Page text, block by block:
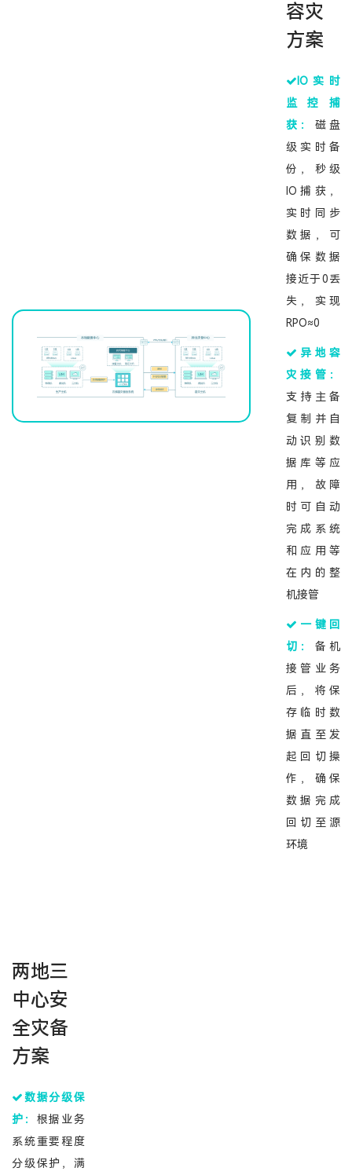
容灾
方案
IO实时
监控捕
获： 磁盘
级实时备
份，秒级
IO捕获，
实时同步
数据，可
确保数据
接近于0丢
失，实现
RPO≈0
异地容
灾接管：
支持主备
复制并自
动识别数
据库等应
用，故障
时可自动
完成系统
和应用等
在内的整
机接管
一键回
切： 备机
接管业务
后，将保
存临时数
据直至发
起回切操
作，确保
数据完成
回切至源
环境
两地三
中心安
全灾备
方案
数据分级保
护： 根据业务
系统重要程度
分级保护，满